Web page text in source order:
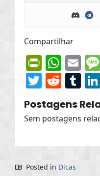
Compartilhar
Twitter
Postagens
Sem postagens
Posted in Dicas